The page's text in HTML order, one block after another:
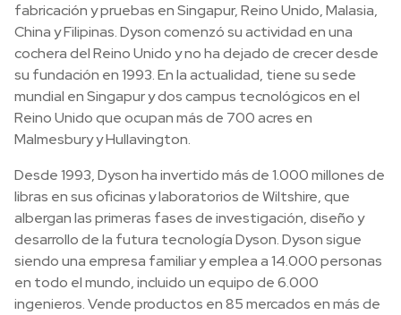
fabricación y pruebas en Singapur, Reino Unido, Malasia,
China y Filipinas. Dyson comenzó su actividad en una
cochera del Reino Unido y no ha dejado de crecer desde
su fundación en 1993. En la actualidad, tiene su sede
mundial en Singapur y dos campus tecnológicos en el
Reino Unido que ocupan más de 700 acres en
Malmesbury y Hullavington.
Desde 1993, Dyson ha invertido más de 1.000 millones de
libras en sus oficinas y laboratorios de Wiltshire, que
albergan las primeras fases de investigación, diseño y
desarrollo de la futura tecnología Dyson. Dyson sigue
siendo una empresa familiar y emplea a 14.000 personas
en todo el mundo, incluido un equipo de 6.000
ingenieros. Vende productos en 85 mercados en más de